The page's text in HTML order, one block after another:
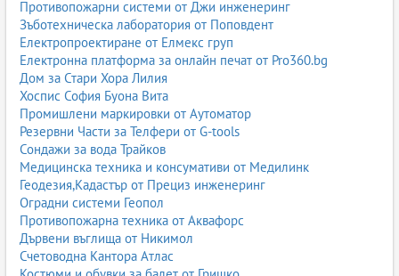
Противопожарни системи от Джи инженеринг
Зъботехническа лаборатория от Поповдент
Електропроектиране от Елмекс груп
Електронна платформа за онлайн печат от Pro360.bg
Дом за Стари Хора Лилия
Хоспис София Буона Вита
Промишлени маркировки от Аутоматор
Резервни Части за Телфери от G-tools
Сондажи за вода Трайков
Медицинска техника и консумативи от Медилинк
Геодезия,Кадастър от Прециз инженеринг
Оградни системи Геопол
Противопожарна техника от Аквафорс
Дървени въглища от Никимол
Счетоводна Кантора Атлас